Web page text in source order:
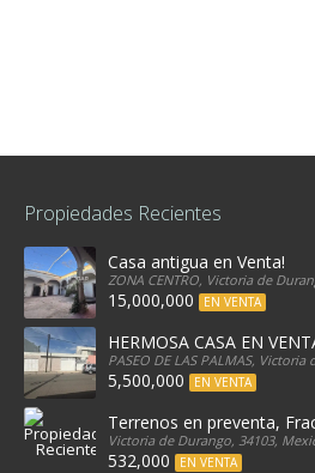
Propiedades Recientes
Casa antigua en Venta!
ZONA CENTRO, Victoria de
15,000,000 EN VENTA
HERMOSA CASA EN
PASEO DE LAS PALMAS, Victoria
5,500,000 EN VENTA
Terrenos en preventa,
Victoria de Durango, 34103,
532,000 EN VENTA